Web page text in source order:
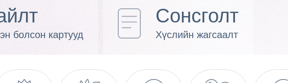
болсон картууд
Сонсголт
Хүслийн жагсаалт